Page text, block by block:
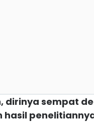
dirinya sempat